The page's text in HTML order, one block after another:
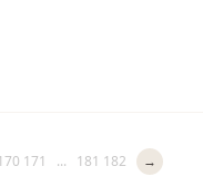
171 ... 181 182 →